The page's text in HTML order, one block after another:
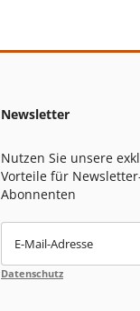
Newsletter
Nutzen Sie unsere
Vorteile für
Abonnenten
E-Mail-Adresse
Datenschutz